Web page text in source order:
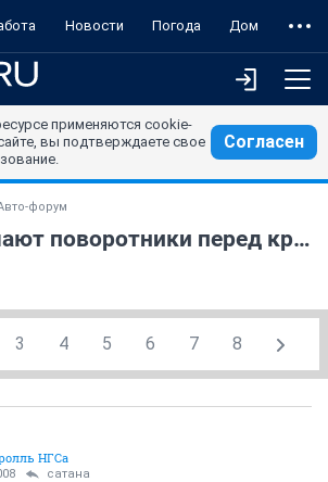
Новости Погода Дом
применяются cookie-
вы подтверждаете свое
Согласен
форум
Зачем включают поворотники перед кругом?
3 4 5 6 7 8
НГСа
сатана